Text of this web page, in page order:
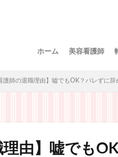
ホーム 美容看護師
護師の退職理由】嘘でもOK？バレずに
理由】嘘でも